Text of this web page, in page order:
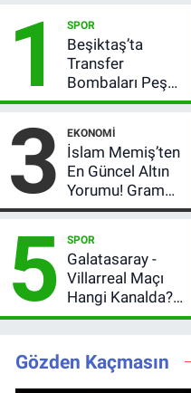
1 SPOR
Beşiktaş’ta
Transfer
Bombaları Peş
Peşe! Adalı
Açıkladı, 5 Yıldız
Daha Listede
3 EKONOMI
İslam Memiş’ten
En Güncel Altın
Yorumu! Gram
Altın İçin 6.350 TL
Beklentisi
Değişmedi
5 SPOR
Galatasaray -
Villarreal Maçı
Hangi Kanalda?
Hazırlık Maçı Ne
Kaçta, Nereden
İzlenir?
Gözden Kaçmasın